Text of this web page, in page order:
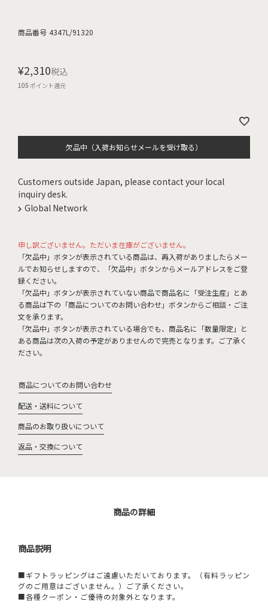
商品番号 4347L/91320
¥2,310税込
105ポイント還元
欠品中（入荷お知らせメールを受け取る）
Customers outside Japan, please contact your local
inquiry desk.
Global Network
申し訳ございません。ただいま在庫がございません。
「欠品中」ボタンが表示されている商品は、再入荷がありましたらメー
ルでお知らせしますので、「欠品中」ボタンからメールアドレスをご登
録ください。
「欠品中」ボタンが表示されていない商品で商品名に「受注生産」とあ
る商品は下の「商品についてのお問い合わせ」ボタンからご相談・ご注
文を承ります。
「欠品中」ボタンが表示されている場合でも、商品名に「数量限定」と
ある商品は次の入荷の予定がありませんので完売となります。ご了承く
ださい。
商品についてのお問い合わせ
配送・送料について
商品のお取り扱いについて
返品・交換について
商品の詳細
商品説明
■ギフトラッピングはご遠慮いただいております。（有料ラッピン
グのご用意はございません。）ご了承ください。
■各種クーポン・ご優待の対象外となります。